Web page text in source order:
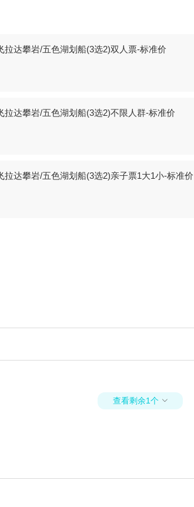
达攀岩/五色湖划船(3选2)双人票-标准价
达攀岩/五色湖划船(3选2)不限人群-标准价
达攀岩/五色湖划船(3选2)亲子票1大1小-标准价
查看剩余1个 